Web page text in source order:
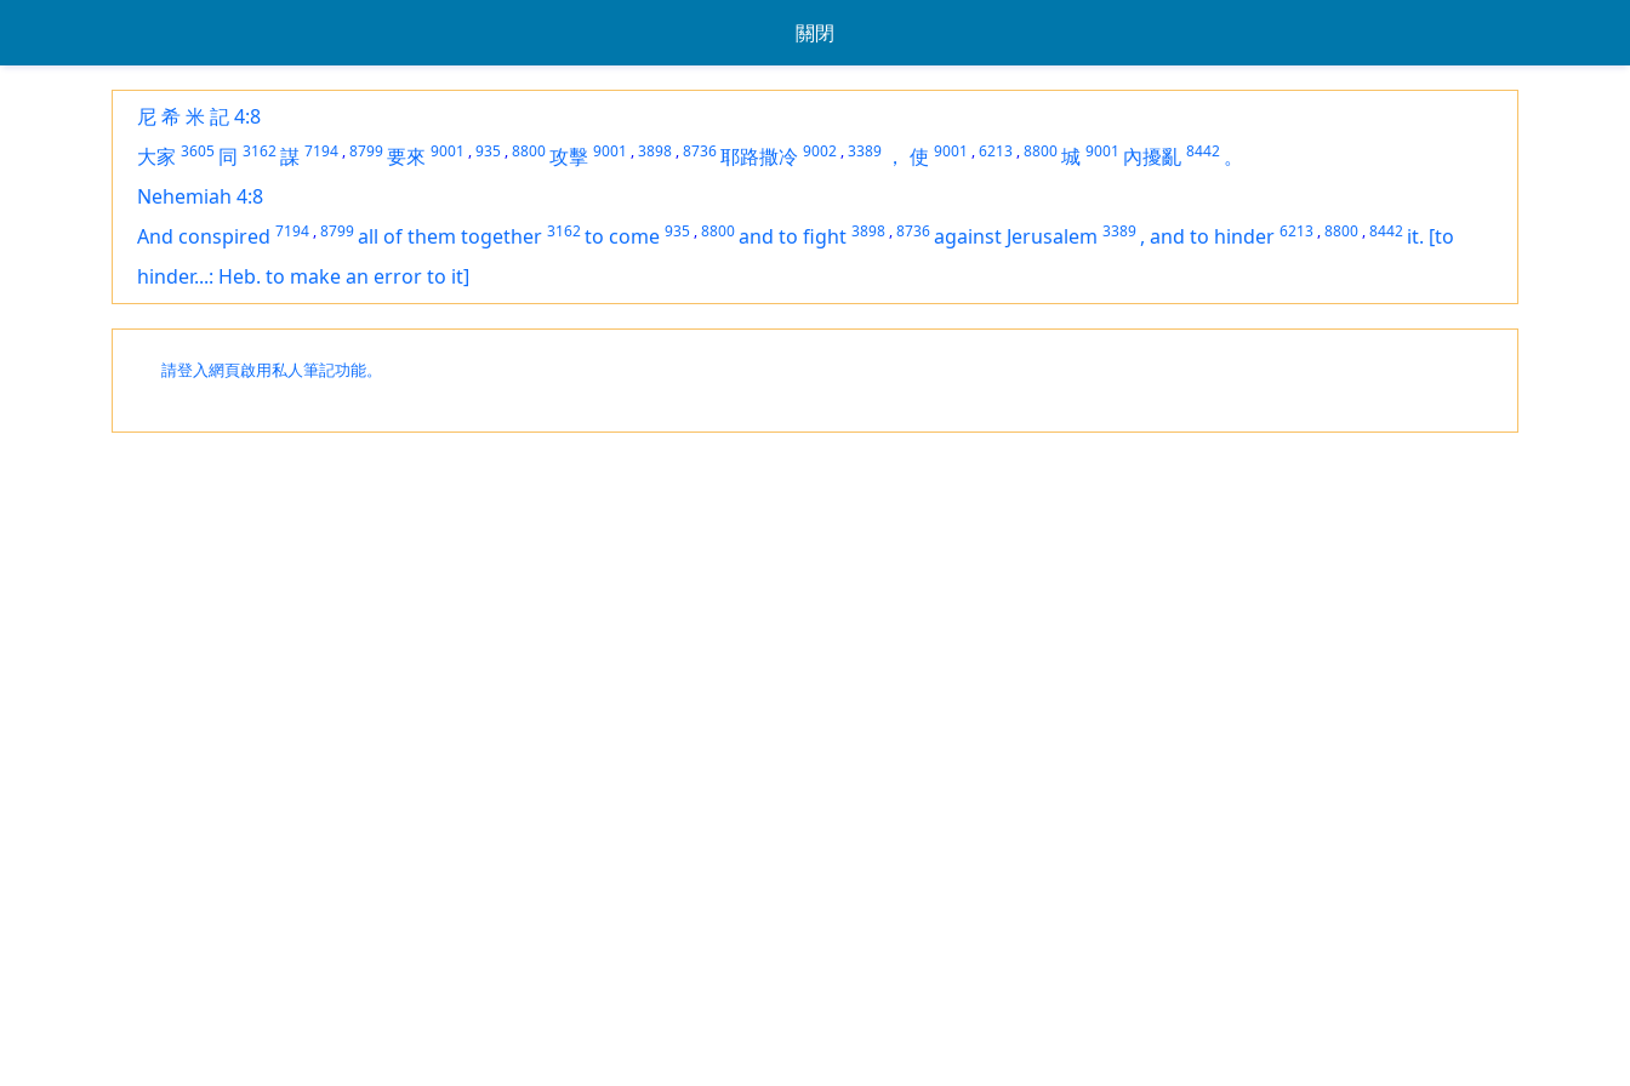
關閉
尼 希 米 記 4:8
大家 3605 同 3162謀 7194 ,8799要來 9001 ,935 ,8800攻擊 9001 ,3898 ,8736耶路撒冷 9002 ,3389 ， 使 9001 ,6213 ,8800城 9001 內擾亂 8442 。
Nehemiah 4:8
And conspired 7194 ,8799all of them together 3162to come 935 ,8800and to fight 3898 ,8736against Jerusalem 3389 , and to hinder 6213 ,8800 ,8442 it. [to
hinder...: Heb. to make an error to it]
請登入網頁啟用私人筆記功能。